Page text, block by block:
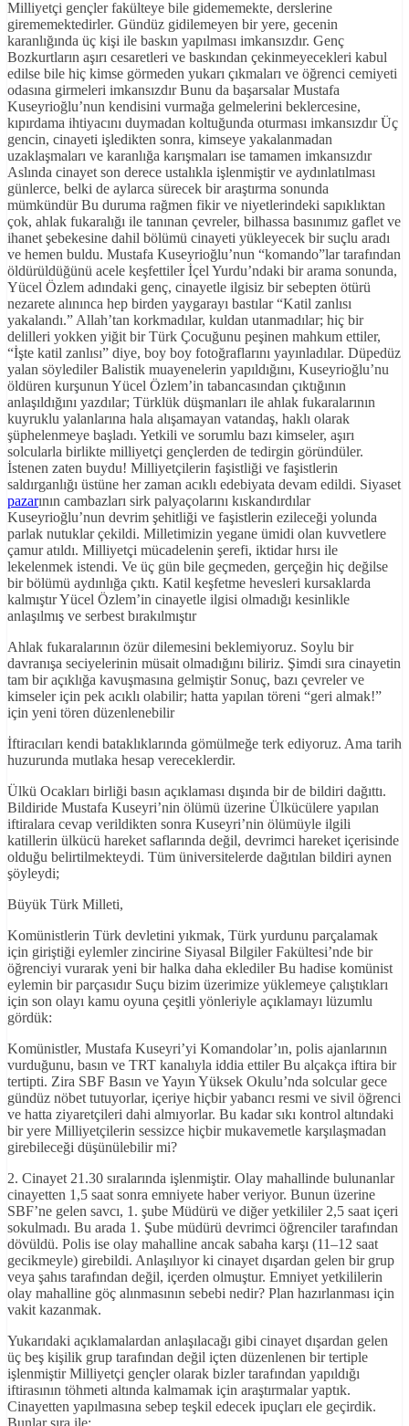
Milliyetçi gençler fakülteye bile gidememekte, derslerine
girememektedirler. Gündüz gidilemeyen bir yere, gecenin
karanlığında üç kişi ile baskın yapılması imkansızdır. Genç
Bozkurtların aşırı cesaretleri ve baskından çekinmeyecekleri kabul
edilse bile hiç kimse görmeden yukarı çıkmaları ve öğrenci cemiyeti
odasına girmeleri imkansızdır Bunu da başarsalar Mustafa
Kuseyrioğlu’nun kendisini vurmağa gelmelerini beklercesine,
kıpırdama ihtiyacını duymadan koltuğunda oturması imkansızdır Üç
gencin, cinayeti işledikten sonra, kimseye yakalanmadan
uzaklaşmaları ve karanlığa karışmaları ise tamamen imkansızdır
Aslında cinayet son derece ustalıkla işlenmiştir ve aydınlatılması
günlerce, belki de aylarca sürecek bir araştırma sonunda
mümkündür Bu duruma rağmen fikir ve niyetlerindeki sapıklıktan
çok, ahlak fukaralığı ile tanınan çevreler, bilhassa basınımız gaflet ve
ihanet şebekesine dahil bölümü cinayeti yükleyecek bir suçlu aradı
ve hemen buldu. Mustafa Kuseyrioğlu’nun “komando”lar tarafından
öldürüldüğünü acele keşfettiler İçel Yurdu’ndaki bir arama sonunda,
Yücel Özlem adındaki genç, cinayetle ilgisiz bir sebepten ötürü
nezarete alınınca hep birden yaygarayı bastılar “Katil zanlısı
yakalandı.” Allah’tan korkmadılar, kuldan utanmadılar; hiç bir
delilleri yokken yiğit bir Türk Çocuğunu peşinen mahkum ettiler,
“İşte katil zanlısı” diye, boy boy fotoğraflarını yayınladılar. Düpedüz
yalan söylediler Balistik muayenelerin yapıldığını, Kuseyrioğlu’nu
öldüren kurşunun Yücel Özlem’in tabancasından çıktığının
anlaşıldığını yazdılar; Türklük düşmanları ile ahlak fukaralarının
kuyruklu yalanlarına hala alışamayan vatandaş, haklı olarak
şüphelenmeye başladı. Yetkili ve sorumlu bazı kimseler, aşırı
solcularla birlikte milliyetçi gençlerden de tedirgin göründüler.
İstenen zaten buydu! Milliyetçilerin faşistliği ve faşistlerin
saldırganlığı üstüne her zaman acıklı edebiyata devam edildi. Siyaset
pazarının cambazları sirk palyaçolarını kıskandırdılar
Kuseyrioğlu’nun devrim şehitliği ve faşistlerin ezileceği yolunda
parlak nutuklar çekildi. Milletimizin yegane ümidi olan kuvvetlere
çamur atıldı. Milliyetçi mücadelenin şerefi, iktidar hırsı ile
lekelenmek istendi. Ve üç gün bile geçmeden, gerçeğin hiç değilse
bir bölümü aydınlığa çıktı. Katil keşfetme hevesleri kursaklarda
kalmıştır Yücel Özlem’in cinayetle ilgisi olmadığı kesinlikle
anlaşılmış ve serbest bırakılmıştır
Ahlak fukaralarının özür dilemesini beklemiyoruz. Soylu bir
davranışa seciyelerinin müsait olmadığını biliriz. Şimdi sıra cinayetin
tam bir açıklığa kavuşmasına gelmiştir Sonuç, bazı çevreler ve
kimseler için pek acıklı olabilir; hatta yapılan töreni “geri almak!”
için yeni tören düzenlenebilir
İftiracıları kendi bataklıklarında gömülmeğe terk ediyoruz. Ama tarih
huzurunda mutlaka hesap vereceklerdir.
Ülkü Ocakları birliği basın açıklaması dışında bir de bildiri dağıttı.
Bildiride Mustafa Kuseyri’nin ölümü üzerine Ülkücülere yapılan
iftiralara cevap verildikten sonra Kuseyri’nin ölümüyle ilgili
katillerin ülkücü hareket saflarında değil, devrimci hareket içerisinde
olduğu belirtilmekteydi. Tüm üniversitelerde dağıtılan bildiri aynen
şöyleydi;
Büyük Türk Milleti,
Komünistlerin Türk devletini yıkmak, Türk yurdunu parçalamak
için giriştiği eylemler zincirine Siyasal Bilgiler Fakültesi’nde bir
öğrenciyi vurarak yeni bir halka daha eklediler Bu hadise komünist
eylemin bir parçasıdır Suçu bizim üzerimize yüklemeye çalıştıkları
için son olayı kamu oyuna çeşitli yönleriyle açıklamayı lüzumlu
gördük:
Komünistler, Mustafa Kuseyri’yi Komandolar’ın, polis ajanlarının
vurduğunu, basın ve TRT kanalıyla iddia ettiler Bu alçakça iftira bir
tertipti. Zira SBF Basın ve Yayın Yüksek Okulu’nda solcular gece
gündüz nöbet tutuyorlar, içeriye hiçbir yabancı resmi ve sivil öğrenci
ve hatta ziyaretçileri dahi almıyorlar. Bu kadar sıkı kontrol altındaki
bir yere Milliyetçilerin sessizce hiçbir mukavemetle karşılaşmadan
girebileceği düşünülebilir mi?
2. Cinayet 21.30 sıralarında işlenmiştir. Olay mahallinde bulunanlar
cinayetten 1,5 saat sonra emniyete haber veriyor. Bunun üzerine
SBF’ne gelen savcı, 1. şube Müdürü ve diğer yetkililer 2,5 saat içeri
sokulmadı. Bu arada 1. Şube müdürü devrimci öğrenciler tarafından
dövüldü. Polis ise olay mahalline ancak sabaha karşı (11–12 saat
gecikmeyle) girebildi. Anlaşılıyor ki cinayet dışardan gelen bir grup
veya şahıs tarafından değil, içerden olmuştur. Emniyet yetkililerin
olay mahalline göç alınmasının sebebi nedir? Plan hazırlanması için
vakit kazanmak.
Yukarıdaki açıklamalardan anlaşılacağı gibi cinayet dışardan gelen
üç beş kişilik grup tarafından değil içten düzenlenen bir tertiple
işlenmiştir Milliyetçi gençler olarak bizler tarafından yapıldığı
iftirasının töhmeti altında kalmamak için araştırmalar yaptık.
Cinayetten yapılmasına sebep teşkil edecek ipuçları ele geçirdik.